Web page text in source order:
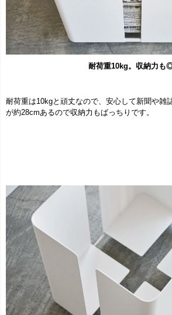
耐荷重10kg。収納力も
耐荷重は10kgと頑丈なので、安心して新聞や雑
が約28cmあるので収納力もばっちりです。